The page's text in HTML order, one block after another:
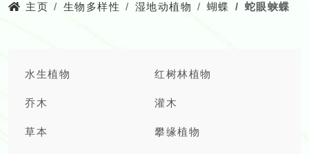
主页 生物多样性 湿地动植物 蝴蝶 蛇眼蛱蝶
水生植物 红树林植物
乔木 灌木
草本 攀缘植物